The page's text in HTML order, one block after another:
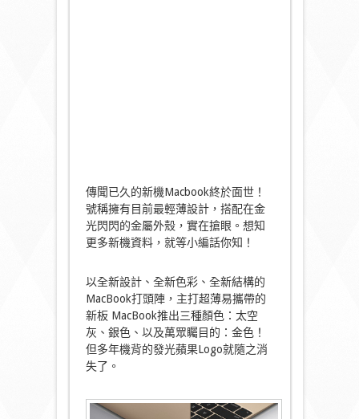
傳聞已久的新機Macbook終於面世！
號稱擁有目前最輕薄設計，搭配在金
光閃閃的金屬外殼，實在搶眼。想知
更多新機資料，就等小編話你知！
以全新設計、全新色彩、全新結構的
MacBook打頭陣，主打超薄易攜帶的
新板 MacBook推出三種顏色：太空
灰、銀色、以及萬眾矚目的：金色！
但多年機背的發光蘋果Logo就隨之消
失了。